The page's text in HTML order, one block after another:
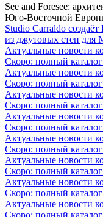
See and Foresee:
Юго-Восточной
Studio Carraldo
из джутовых стен для
Актуальные новости
Скоро: полный
Актуальные новости
Скоро: полный
Актуальные новости
Скоро: полный
Актуальные новости
Скоро: полный
Актуальные новости
Скоро: полный
Актуальные новости
Скоро: полный
Актуальные новости
Скоро: полный
Актуальные новости
Скоро: полный